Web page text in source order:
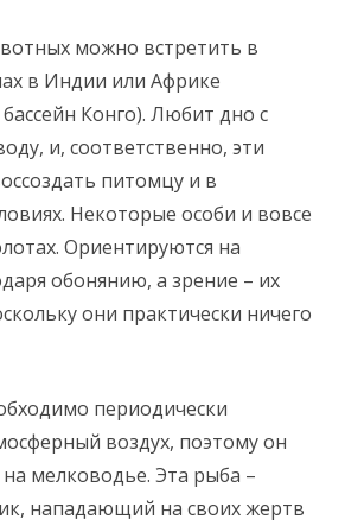
можно встретить в
в Индии или Африке
Конго). Любит дно с
и, соответственно, эти
питомцу и в
Некоторые особи и вовсе
Ориентируются на
обонянию, а зрение – их
они практически ничего
периодически
воздух, поэтому он
мелководье. Эта рыба –
нападающий на своих жертв